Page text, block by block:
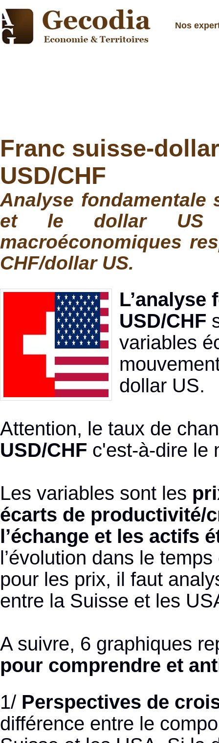
Nos
Franc suisse-
USD/CHF
Analyse
et le dollar US
macroéconomiques
CHF/dollar US.
USD/CHF
variables
dollar US.
Attention, le taux de
USD/CHF c'est-à-dire le
Les variables sont les
écarts de productivité/
l’échange et les actifs
l’évolution dans le
pour les prix, il faut
entre la Suisse et les
A suivre, 6 graphiques
pour comprendre et
1/ Perspectives de
différence entre le